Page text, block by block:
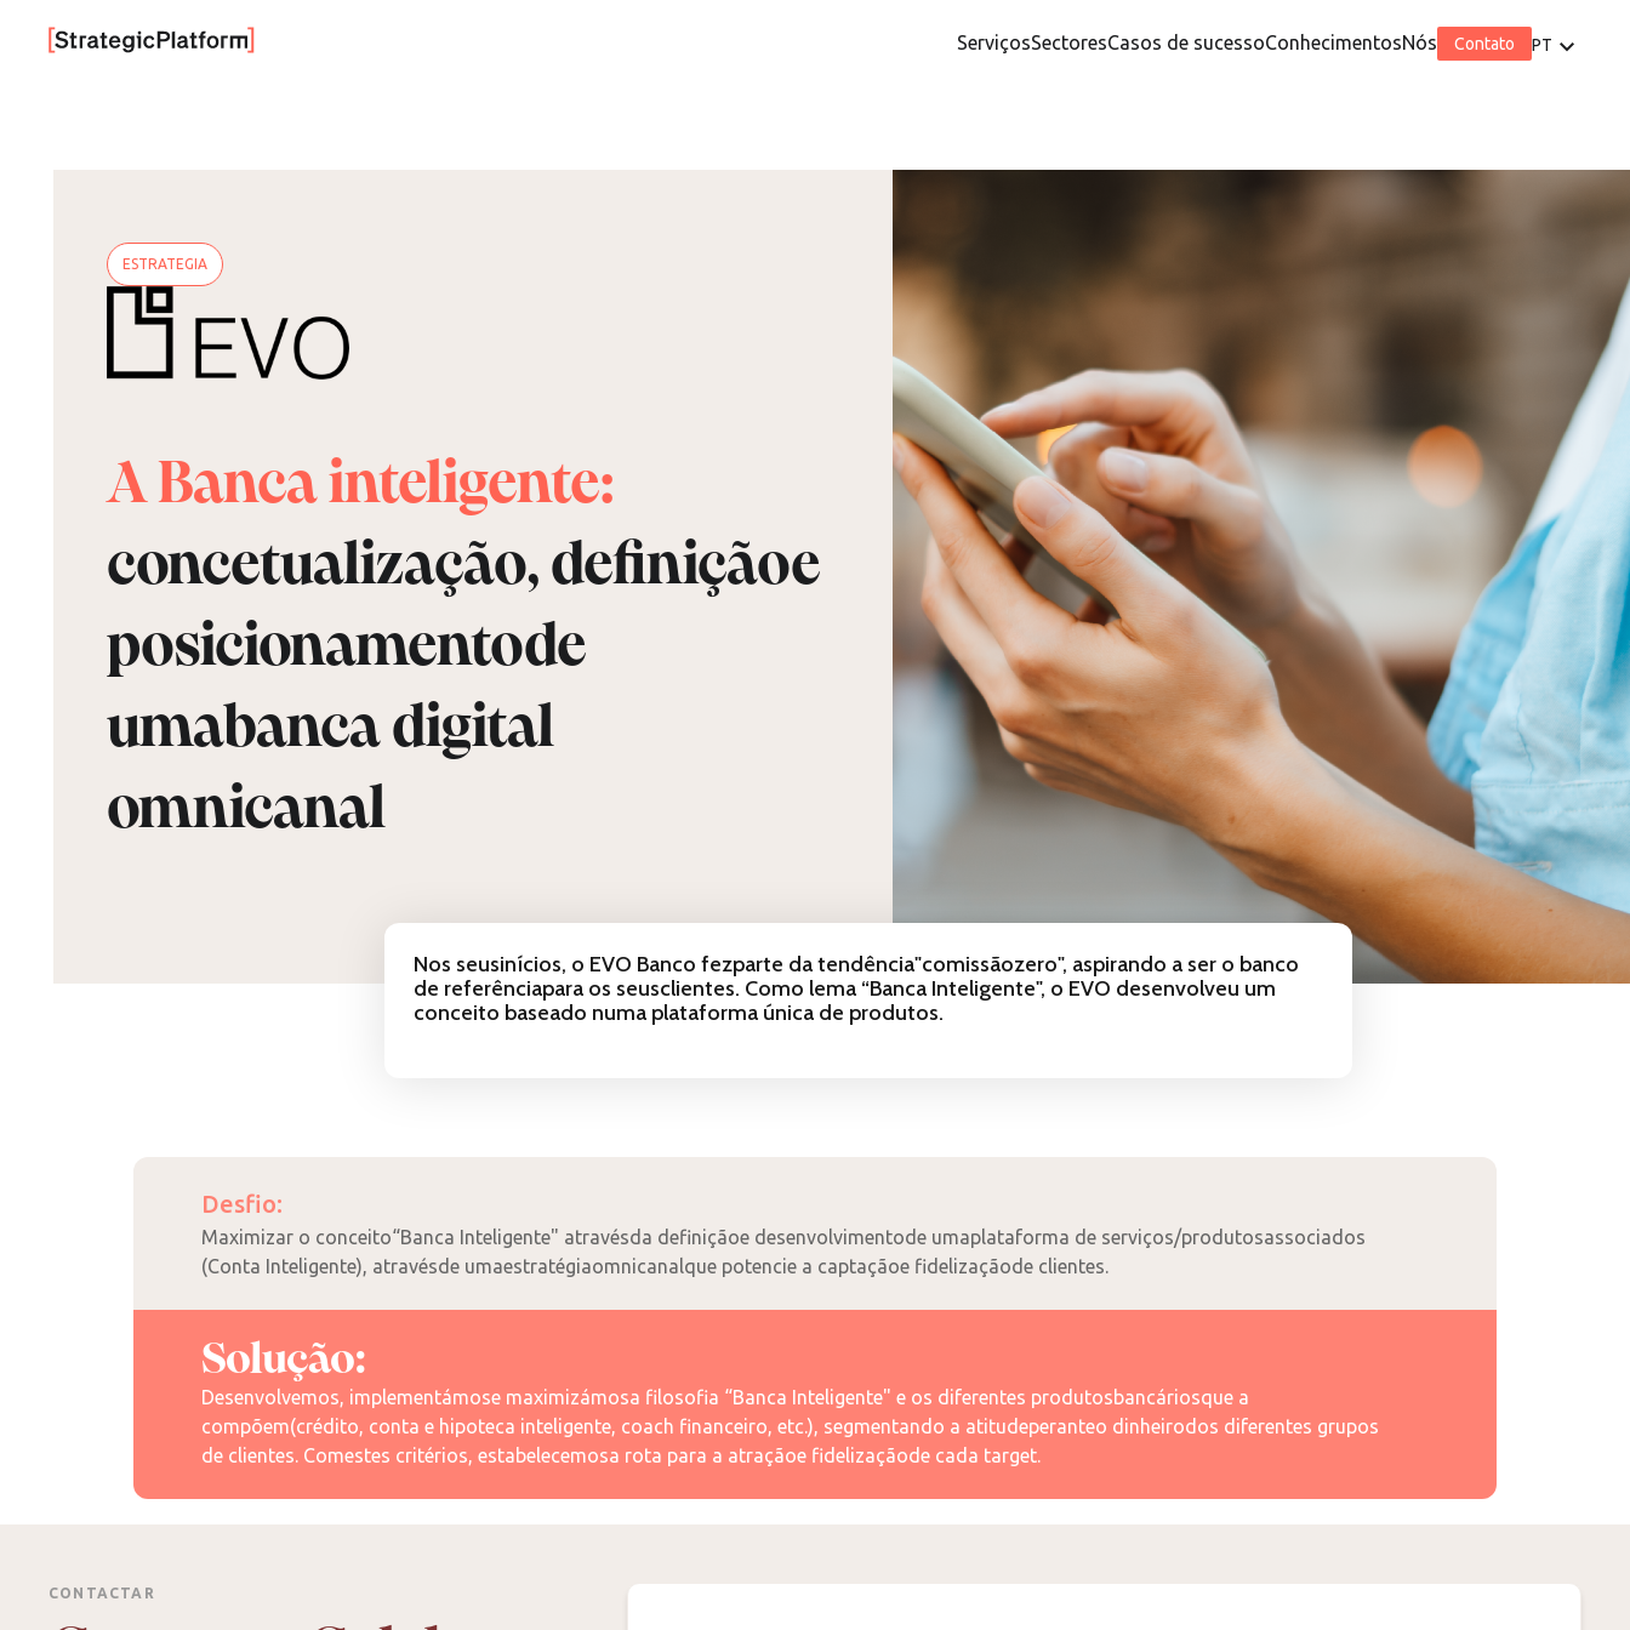
ServiçosSectoresCasos de sucessoConhecimentosNós Contato PT
ESTRATEGIA
A Banca inteligente:
concetualização, definiçãoe
posicionamentode
umabanca digital
omnicanal
Nos seusinícios, o EVO Banco fezparte da tendência"comissãozero", aspirando a ser o banco
de referênciapara os seusclientes. Como lema “Banca Inteligente", o EVO desenvolveu um
conceito baseado numa plataforma única de produtos.
Desfio:
Maximizar o conceito“Banca Inteligente" atravésda definiçãoe desenvolvimentode umaplataforma de serviços/produtosassociados
(Conta Inteligente), atravésde umaestratégiaomnicanalque potencie a captaçãoe fidelizaçãode clientes.
Solução:
Desenvolvemos, implementámose maximizámosa filosofia “Banca Inteligente" e os diferentes produtosbancáriosque a
compõem(crédito, conta e hipoteca inteligente, coach financeiro, etc.), segmentando a atitudeperanteo dinheirodos diferentes grupos
de clientes. Comestes critérios, estabelecemosa rota para a atraçãoe fidelizaçãode cada target.
CONTACTAR